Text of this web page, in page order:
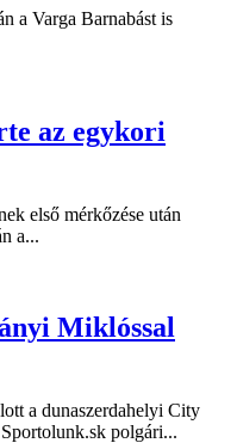
a Varga Barnabást is
az egykori
első mérkőzése után
a...
Miklóssal
a dunaszerdahelyi City
polgári...